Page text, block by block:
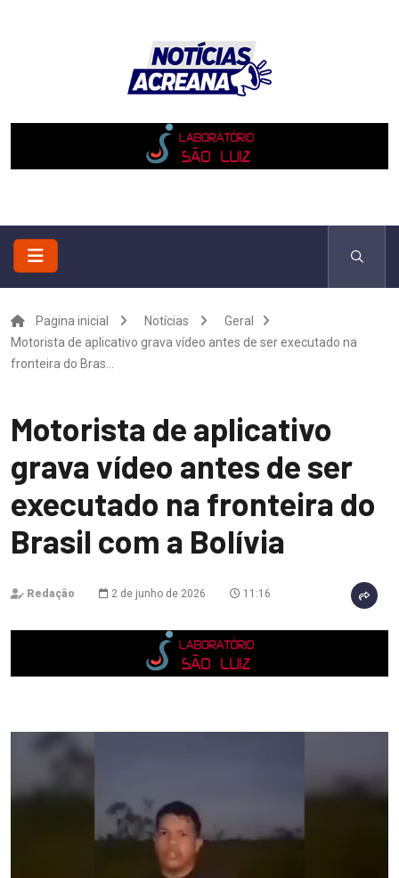
Pagina inicial Notícias
Geral
Motorista de aplicativo grava vídeo antes de ser executado na
fronteira do Bras...
Motorista de aplicativo
grava vídeo antes de ser
executado na fronteira do
Brasil com a Bolívia
Redação 2 de junho de 2026 11:16